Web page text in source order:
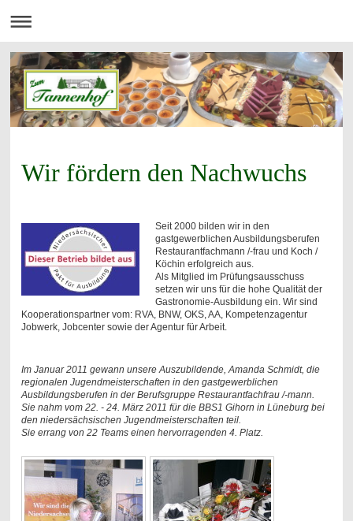
Wir fördern den Nachwuchs
Seit 2000 bilden wir in den
gastgewerblichen Ausbildungsberufen
Restaurantfachmann /-frau und Koch /
Köchin erfolgreich aus.
Als Mitglied im Prüfungsausschuss
setzen wir uns für die hohe Qualität der
Gastronomie-Ausbildung ein. Wir sind
Kooperationspartner vom: RVA, BNW, OKS, AA, Kompetenzagentur
Jobwerk, Jobcenter sowie der Agentur für Arbeit.
Im Januar 2011 gewann unsere Auszubildende, Amanda Schmidt, die
regionalen Jugendmeisterschaften in den gastgewerblichen
Ausbildungsberufen in der Berufsgruppe Restaurantfachfrau /-mann.
Sie nahm vom 22. - 24. März 2011 für die BBS1 Gihorn in Lüneburg bei
den niedersächsischen Jugendmeisterschaften teil.
Sie errang von 22 Teams einen hervorragenden 4. Platz.